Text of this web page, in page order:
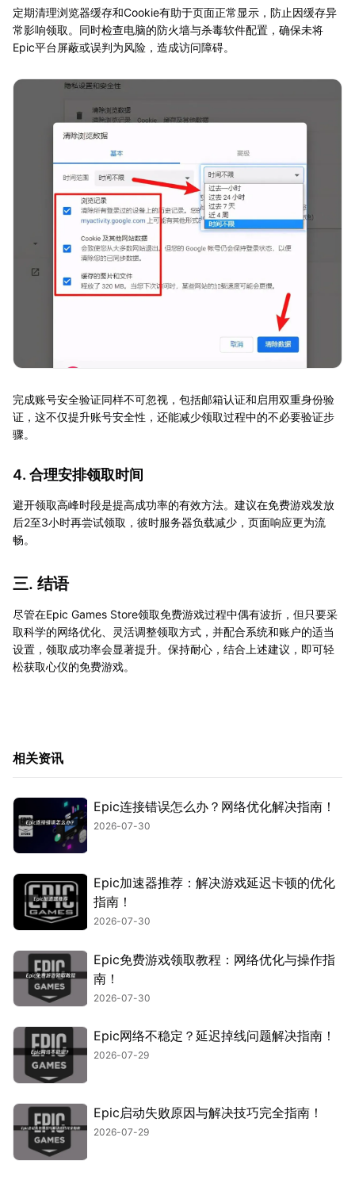
定期清理浏览器缓存和Cookie有助于页面正常显示，防止因缓存异
常影响领取。同时检查电脑的防火墙与杀毒软件配置，确保未将
Epic平台屏蔽或误判为风险，造成访问障碍。
完成账号安全验证同样不可忽视，包括邮箱认证和启用双重身份验
证，这不仅提升账号安全性，还能减少领取过程中的不必要验证步
骤。
4. 合理安排领取时间
避开领取高峰时段是提高成功率的有效方法。建议在免费游戏发放
后2至3小时再尝试领取，彼时服务器负载减少，页面响应更为流
畅。
三. 结语
尽管在Epic Games Store领取免费游戏过程中偶有波折，但只要采
取科学的网络优化、灵活调整领取方式，并配合系统和账户的适当
设置，领取成功率会显著提升。保持耐心，结合上述建议，即可轻
松获取心仪的免费游戏。
相关资讯
Epic连接错误怎么办？网络优化解决指南！
2026-07-30
Epic加速器推荐：解决游戏延迟卡顿的优化
指南！
2026-07-30
Epic免费游戏领取教程：网络优化与操作指
南！
2026-07-30
Epic网络不稳定？延迟掉线问题解决指南！
2026-07-29
Epic启动失败原因与解决技巧完全指南！
2026-07-29